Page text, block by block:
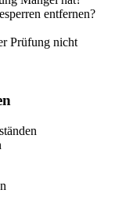
entfernen?
Prüfung nicht